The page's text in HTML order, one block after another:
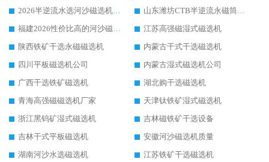
2026半逆流水选河沙磁选机生产厂家：解锁河沙分选高效新路径
山东潍坊CTB半逆流永磁筒式河沙磁选机生产厂家如何高效除铁提纯
福建2026性价比高的河沙磁选机生产厂家工作原理(通俗 + 专业双版，适配产品文案/介绍使用)
江苏高强磁湿式磁选机
陕西铁矿干选永磁磁选机
内蒙古干式干选磁选机
四川平板磁选机公司
内蒙古湿式磁选机公司
广西干选铁矿磁选机
湖北购干选磁选机
青海高强磁磁选机厂家
天津钛铁矿湿式磁选机
浙江黑钨矿湿式磁选机
吉林磁铁矿干选设备
吉林干式平板磁选机
安徽河沙磁选机质量
湖南河沙水选磁选机
江苏铁矿干选磁选机